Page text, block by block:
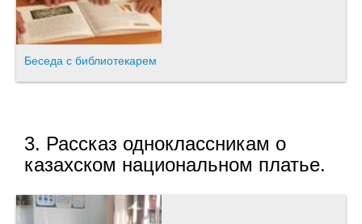
Беседа с библиотекарем
3. Рассказ одноклассникам о
казахском национальном платье.